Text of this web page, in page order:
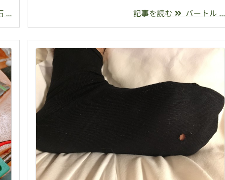
... 記事を読む バートル ...